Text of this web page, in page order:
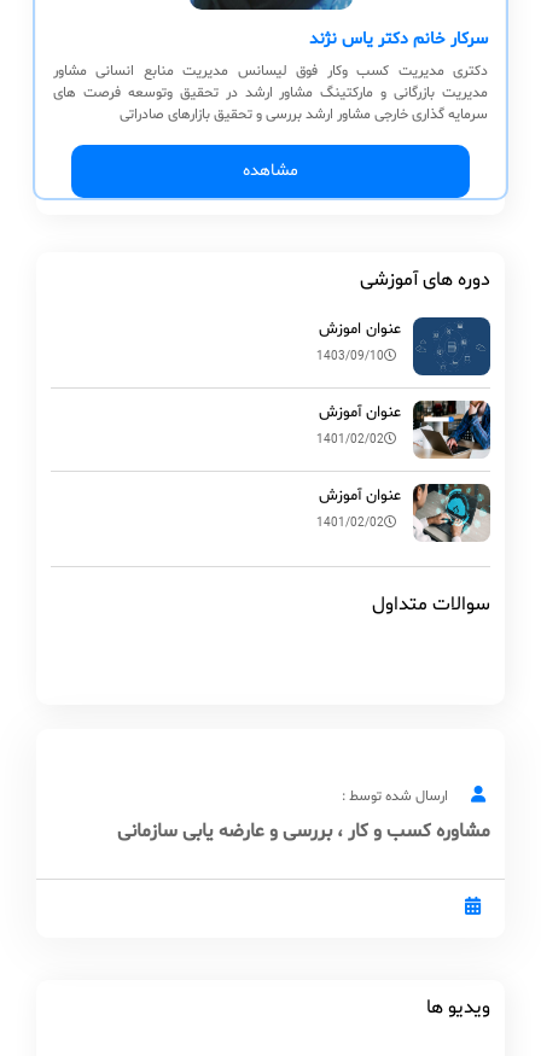
سرکار خانم دکتر یاس نژند
دکتری مدیریت کسب وکار فوق لیسانس مدیریت منابع انسانی مشاور
مدیریت بازرگانی و مارکتینگ مشاور ارشد در تحقیق وتوسعه فرصت های
سرمایه گذاری خارجی مشاور ارشد بررسی و تحقیق بازارهای صادراتی
مشاهده
دوره های آموزشی
عنوان اموزش
1403/09/10
عنوان آموزش
1401/02/02
عنوان آموزش
1401/02/02
سوالات متداول
ارسال شده توسط :
مشاوره کسب و کار ، بررسی و عارضه یابی سازمانی
ویدیو ها